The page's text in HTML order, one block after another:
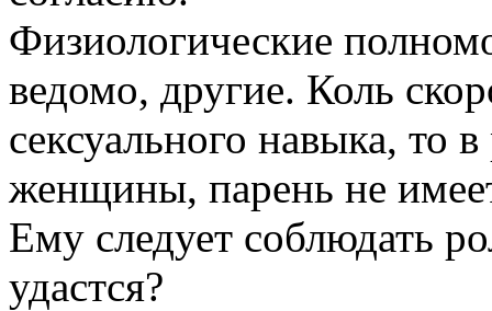
Физиологические
ведомо, другие. Коль
сексуального навыка, то
женщины, парень не
Ему следует соблюдать
удастся?